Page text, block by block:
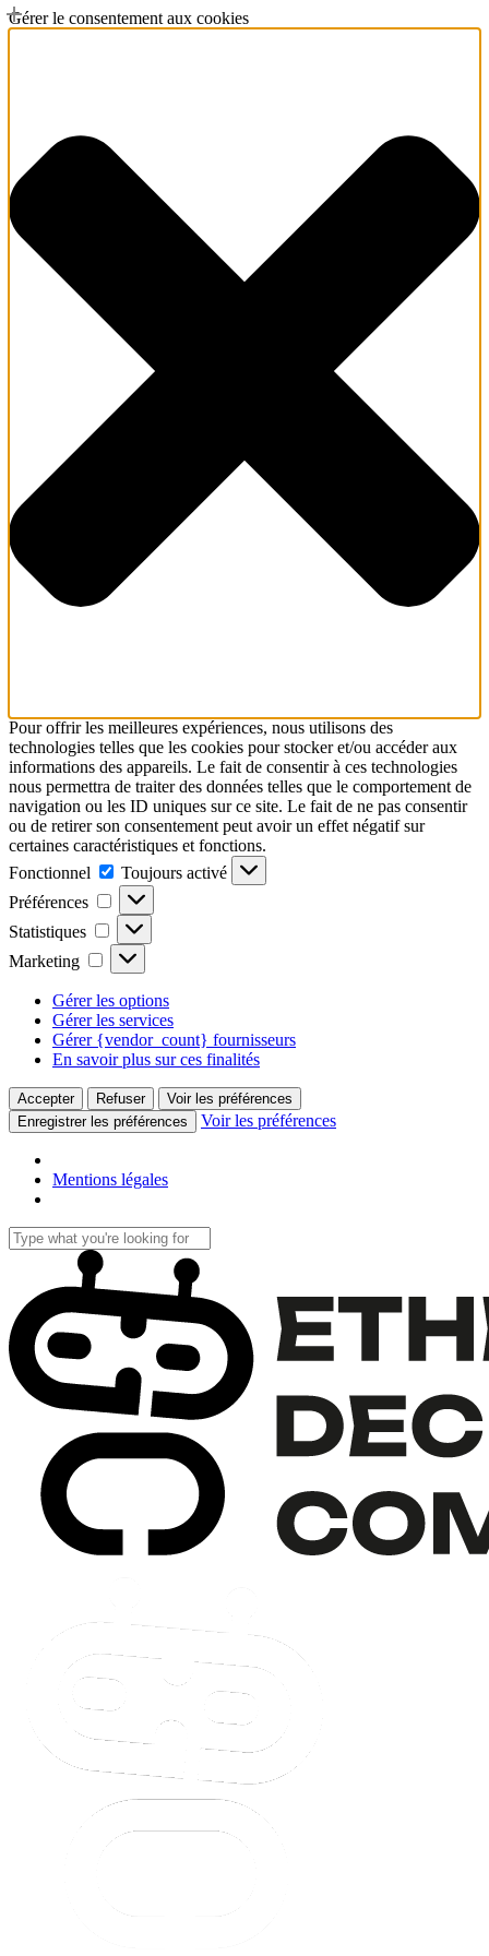
Gérer le consentement aux cookies
Pour offrir les meilleures expériences, nous utilisons des
technologies telles que les cookies pour stocker et/ou accéder aux
informations des appareils. Le fait de consentir à ces technologies
nous permettra de traiter des données telles que le comportement de
navigation ou les ID uniques sur ce site. Le fait de ne pas consentir
ou de retirer son consentement peut avoir un effet négatif sur
certaines caractéristiques et fonctions.
Fonctionnel
Fonctionnel
Toujours activé
Préférences
Préférences
Statistiques Statistiques
Marketing Marketing
Gérer les options
Gérer les services
Gérer {vendor_count} fournisseurs
En savoir plus sur ces finalités
Accepter Refuser
Voir les préférences
Enregistrer les préférences
Voir les préférences
Mentions légales
Skip
to
content